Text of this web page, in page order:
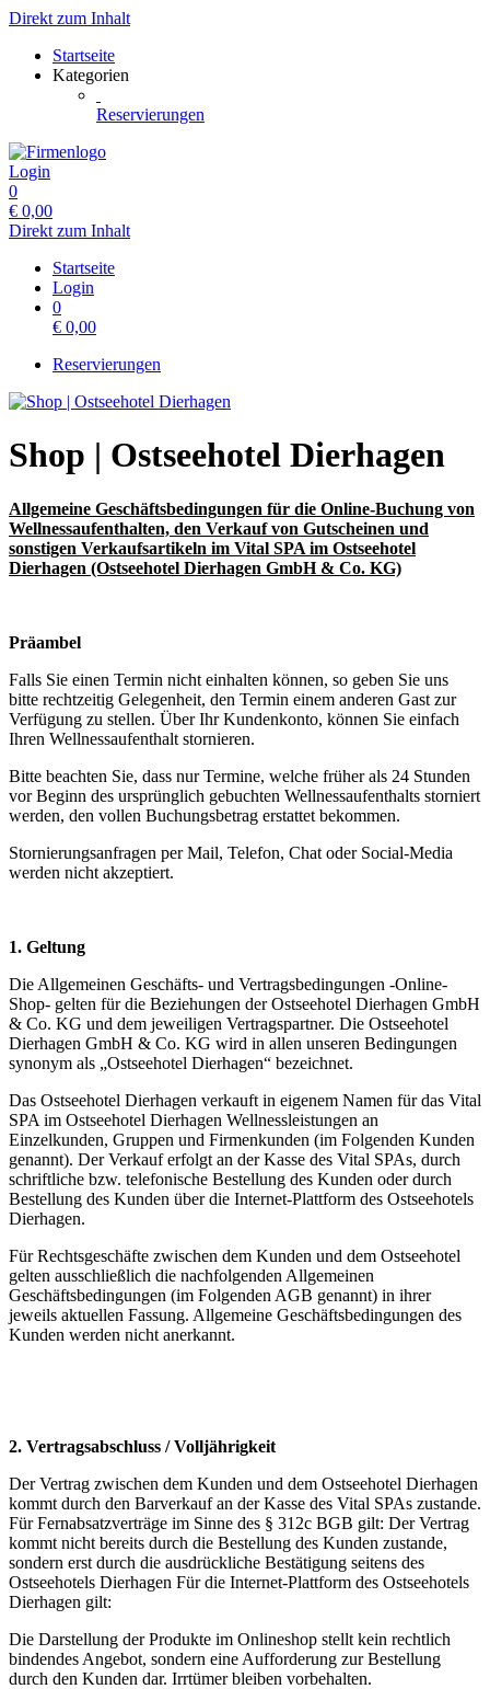
Direkt zum Inhalt
Startseite
Kategorien
Reservierungen
Login
0
€ 0,00
Direkt zum Inhalt
Startseite
Login
0
€ 0,00
Reservierungen
Shop | Ostseehotel Dierhagen
Allgemeine Geschäftsbedingungen für die Online-Buchung von
Wellnessaufenthalten, den Verkauf von Gutscheinen und
sonstigen Verkaufsartikeln im Vital SPA im Ostseehotel
Dierhagen (Ostseehotel Dierhagen GmbH & Co. KG)
Präambel
Falls Sie einen Termin nicht einhalten können, so geben Sie uns
bitte rechtzeitig Gelegenheit, den Termin einem anderen Gast zur
Verfügung zu stellen. Über Ihr Kundenkonto, können Sie einfach
Ihren Wellnessaufenthalt stornieren.
Bitte beachten Sie, dass nur Termine, welche früher als 24 Stunden
vor Beginn des ursprünglich gebuchten Wellnessaufenthalts storniert
werden, den vollen Buchungsbetrag erstattet bekommen.
Stornierungsanfragen per Mail, Telefon, Chat oder Social-Media
werden nicht akzeptiert.
1. Geltung
Die Allgemeinen Geschäfts- und Vertragsbedingungen -Online-
Shop- gelten für die Beziehungen der Ostseehotel Dierhagen GmbH
& Co. KG und dem jeweiligen Vertragspartner. Die Ostseehotel
Dierhagen GmbH & Co. KG wird in allen unseren Bedingungen
synonym als „Ostseehotel Dierhagen“ bezeichnet.
Das Ostseehotel Dierhagen verkauft in eigenem Namen für das Vital
SPA im Ostseehotel Dierhagen Wellnessleistungen an
Einzelkunden, Gruppen und Firmenkunden (im Folgenden Kunden
genannt). Der Verkauf erfolgt an der Kasse des Vital SPAs, durch
schriftliche bzw. telefonische Bestellung des Kunden oder durch
Bestellung des Kunden über die Internet-Plattform des Ostseehotels
Dierhagen.
Für Rechtsgeschäfte zwischen dem Kunden und dem Ostseehotel
gelten ausschließlich die nachfolgenden Allgemeinen
Geschäftsbedingungen (im Folgenden AGB genannt) in ihrer
jeweils aktuellen Fassung. Allgemeine Geschäftsbedingungen des
Kunden werden nicht anerkannt.
2. Vertragsabschluss / Volljährigkeit
Der Vertrag zwischen dem Kunden und dem Ostseehotel Dierhagen
kommt durch den Barverkauf an der Kasse des Vital SPAs zustande.
Für Fernabsatzverträge im Sinne des § 312c BGB gilt: Der Vertrag
kommt nicht bereits durch die Bestellung des Kunden zustande,
sondern erst durch die ausdrückliche Bestätigung seitens des
Ostseehotels Dierhagen Für die Internet-Plattform des Ostseehotels
Dierhagen gilt:
Die Darstellung der Produkte im Onlineshop stellt kein rechtlich
bindendes Angebot, sondern eine Aufforderung zur Bestellung
durch den Kunden dar. Irrtümer bleiben vorbehalten.